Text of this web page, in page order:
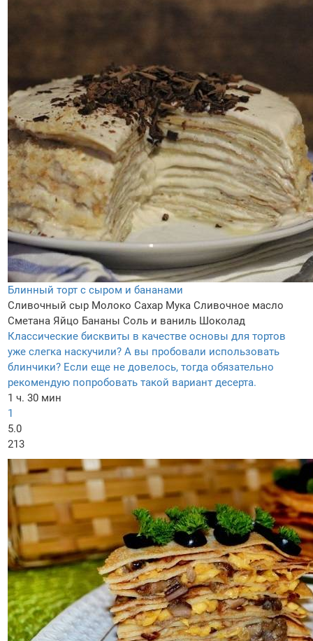
Блинный торт с сыром и бананами
Сливочный сыр Молоко Сахар Мука Сливочное масло
Сметана Яйцо Бананы Соль и ваниль Шоколад
Классические бисквиты в качестве основы для тортов
уже слегка наскучили? А вы пробовали использовать
блинчики? Если еще не довелось, тогда обязательно
рекомендую попробовать такой вариант десерта.
1 ч. 30 мин
1
5.0
213